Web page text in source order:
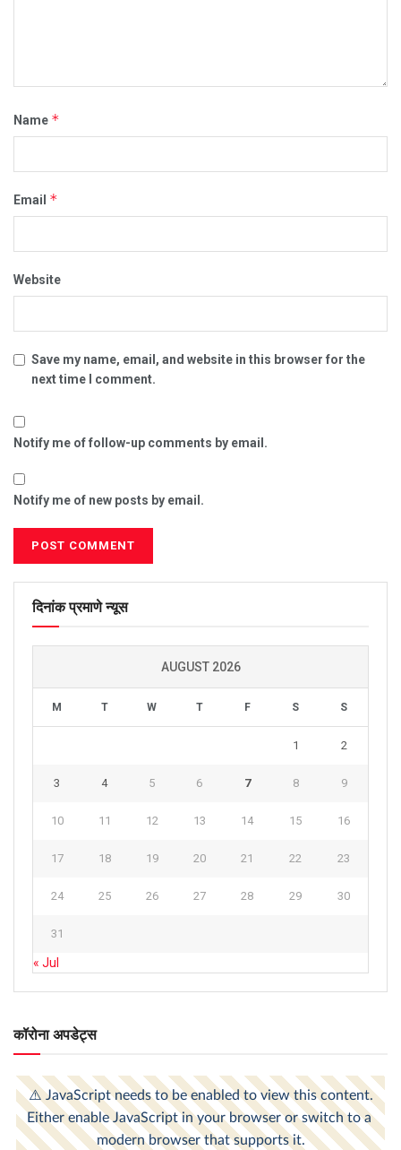
Name *
Email *
Website
Save my name, email, and website in this browser for the
next time I comment.
Notify me of follow-up comments by email.
Notify me of new posts by email.
दिनांक प्रमाणे न्यूस
AUGUST 2026
M T W T F S S
1 2
3 4 5 6 7 8 9
10 11 12 13 14 15 16
17 18 19 20 21 22 23
24 25 26 27 28 29 30
31
« Jul
कॉरोना अपडेट्स